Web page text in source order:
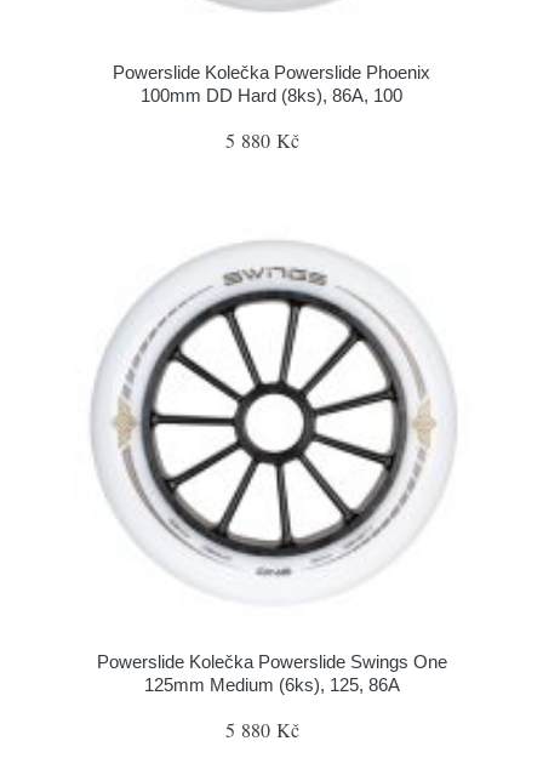
Powerslide Kolečka Powerslide Phoenix
100mm DD Hard (8ks), 86A, 100
5 880 Kč
Powerslide Kolečka Powerslide Swings One
125mm Medium (6ks), 125, 86A
5 880 Kč